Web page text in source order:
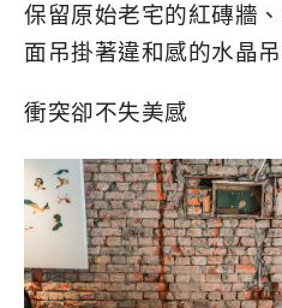
保留原始老宅的紅磚牆
面吊掛著違和感的水晶
衝突卻不失美感